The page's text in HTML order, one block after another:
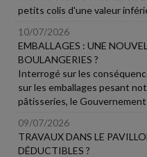
petits colis d'une valeur
10/07/2026
EMBALLAGES : UNE
BOULANGERIES ?
Interrogé sur les
sur les emballages pesant
pâtisseries, le Gouvernement
09/07/2026
TRAVAUX DANS LE
DÉDUCTIBLES ?